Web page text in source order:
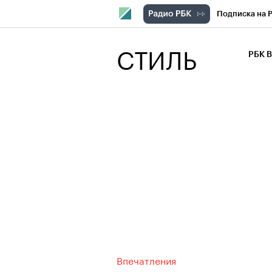
Подписка на
СТИЛЬ РБК
Впечатления